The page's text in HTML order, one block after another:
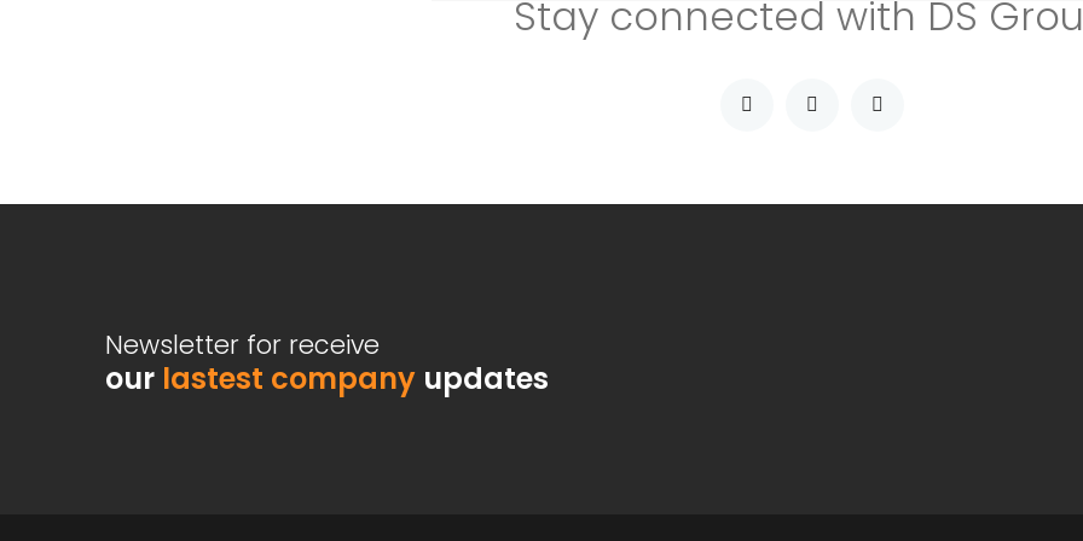
Stay connected with DS
Newsletter for receive
our lastest company updates